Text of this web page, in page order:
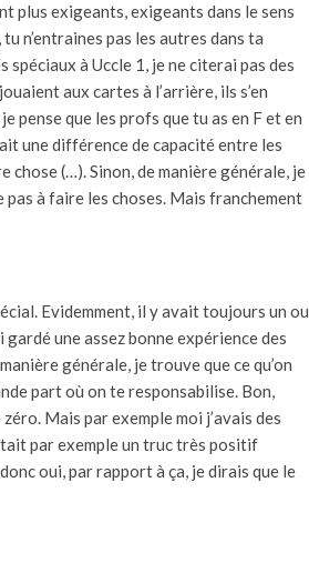
plus exigeants, exigeants dans le sens
n’entraines pas les autres dans ta
spéciaux à Uccle 1, je ne citerai pas des
aux cartes à l’arrière, ils s’en
pense que les profs que tu as en F et en
ait une différence de capacité entre les
chose (…). Sinon, de manière générale, je
à faire les choses. Mais franchement
Evidemment, il y avait toujours un ou
une assez bonne expérience des
générale, je trouve que ce qu’on
part où on te responsabilise. Bon,
Mais par exemple moi j’avais des
par exemple un truc très positif
oui, par rapport à ça, je dirais que le